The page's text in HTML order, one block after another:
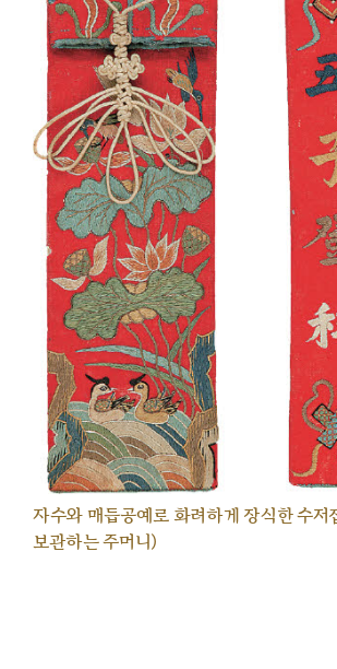
자수와 매듭공예로 화려하게 장식한 수저
보관하는 주머니)